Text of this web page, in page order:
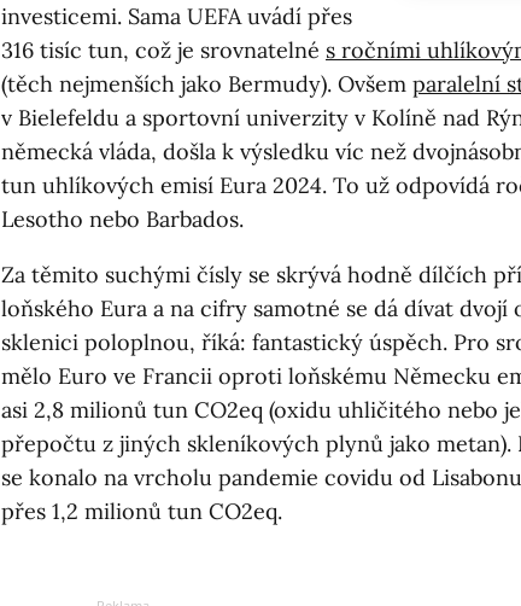
investicemi. Sama UEFA uvádí přes
316 tisíc tun, což je srovnatelné s ročními
(těch nejmenších jako Bermudy). Ovšem paralelní
v Bielefeldu a sportovní univerzity v Kolíně nad
německá vláda, došla k výsledku víc než
tun uhlíkových emisí Eura 2024. To už odpovídá
Lesotho nebo Barbados.
Za těmito suchými čísly se skrývá hodně dílčích
loňského Eura a na cifry samotné se dá dívat
sklenici poloplnou, říká: fantastický úspěch. Pro
mělo Euro ve Francii oproti loňskému Německu
asi 2,8 milionů tun CO2eq (oxidu uhličitého nebo
přepočtu z jiných skleníkových plynů jako metan).
se konalo na vrcholu pandemie covidu od
přes 1,2 milionů tun CO2eq.